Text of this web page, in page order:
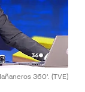
360'. (TVE)